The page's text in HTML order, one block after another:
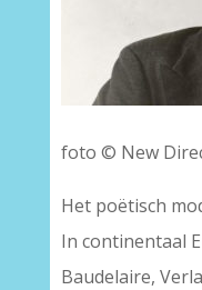
foto © New
Het poëtisch
In continentaal
Baudelaire,